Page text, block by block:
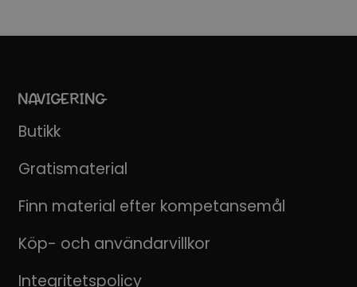
NAVIGERING
Butikk
Gratismaterial
Finn material efter kompetansemål
Köp- och användarvillkor
Integritetspolicy